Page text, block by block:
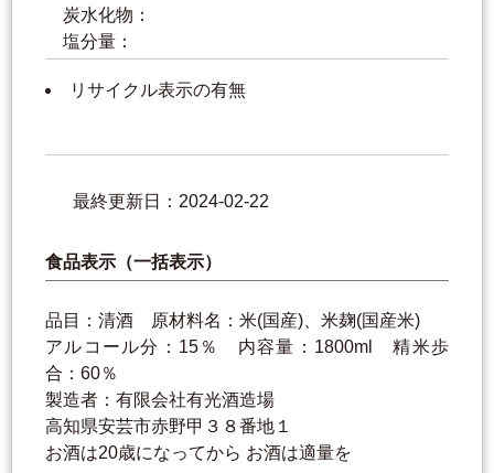
炭水化物：
塩分量：
リサイクル表示の有無
最終更新日：2024-02-22
食品表示（一括表示）
品目：清酒 原材料名：米(国産)、米麹(国産米)
アルコール分：15％ 内容量：1800ml 精米歩
合：60％
製造者：有限会社有光酒造場
高知県安芸市赤野甲３８番地１
お酒は20歳になってから お酒は適量を